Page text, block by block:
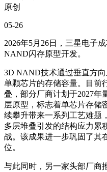
原创
05-26
2026年5月26日，三星电子
NAND闪存原型开发。
3D NAND技术通过垂直方
单颗芯片的存储容量。目前
叠，部分厂商计划于2027年
层原型，标志着单芯片存储
续攀升带来一系列工艺难题
多层堆叠引发的结构应力累
战。该成果进一步巩固了其
位。
与此同时，另一家头部厂商